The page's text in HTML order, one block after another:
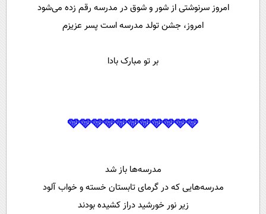
امروز سرنوشتی از شور و شوق در مدرسه رقم زده می‌شود
امروز، جشن تولد مدرسه است پسر عزیزم
بر تو مبارک بادا
🩵🩵🩵🩵🩵🩵🩵🩵🩵🩵🩵
مدرسه‌ها باز شد
مدرسه‌هایی که در گرمای تابستان خسته و خواب آلود
زیر نور خورشید دراز کشیده بودند